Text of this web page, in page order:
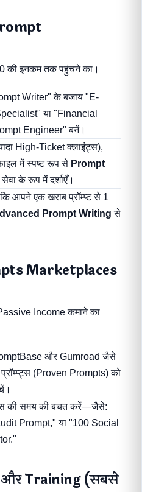
की इनकम तक पहुंचने का।
Writer" के बजाय "E-
या "Financial
Engineer" बनें।
High-Ticket क्लाइंट्स),
में स्पष्ट रूप से Prompt
के रूप में दर्शाएँ।
आपने एक खराब प्रॉम्प्ट से 1
Prompt Writing से
Marketplaces
Income कमाने का
और Gumroad जैसे
प्रॉम्प्ट्स (Proven Prompts) को
की समय की बचत करें—जैसे:
Prompt," या "100 Social
Training (सबसे